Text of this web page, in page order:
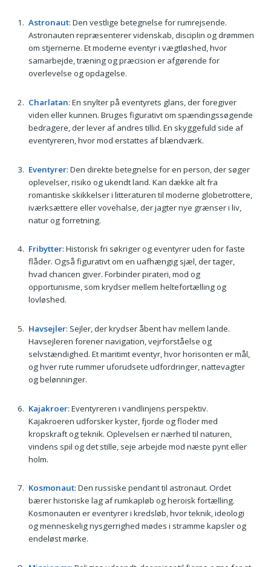
Astronaut: Den vestlige betegnelse for rumrejsende.
Astronauten repræsenterer videnskab, disciplin og drømmen
om stjernerne. Et moderne eventyr i vægtløshed, hvor
samarbejde, træning og præcision er afgørende for
overlevelse og opdagelse.
Charlatan: En snylter på eventyrets glans, der foregiver
viden eller kunnen. Bruges figurativt om spændingssøgende
bedragere, der lever af andres tillid. En skyggefuld side af
eventyreren, hvor mod erstattes af blændværk.
Eventyrer: Den direkte betegnelse for en person, der søger
oplevelser, risiko og ukendt land. Kan dække alt fra
romantiske skikkelser i litteraturen til moderne globetrottere,
iværksættere eller vovehalse, der jagter nye grænser i liv,
natur og forretning.
Fribytter: Historisk fri søkriger og eventyrer uden for faste
flåder. Også figurativt om en uafhængig sjæl, der tager,
hvad chancen giver. Forbinder pirateri, mod og
opportunisme, som krydser mellem heltefortælling og
lovløshed.
Havsejler: Sejler, der krydser åbent hav mellem lande.
Havsejleren forener navigation, vejrforståelse og
selvstændighed. Et maritimt eventyr, hvor horisonten er mål,
og hver rute rummer uforudsete udfordringer, nattevagter
og belønninger.
Kajakroer: Eventyreren i vandlinjens perspektiv.
Kajakroeren udforsker kyster, fjorde og floder med
kropskraft og teknik. Oplevelsen er nærhed til naturen,
vindens spil og det stille, seje arbejde mod næste pynt eller
holm.
Kosmonaut: Den russiske pendant til astronaut. Ordet
bærer historiske lag af rumkapløb og heroisk fortælling.
Kosmonauten er eventyrer i kredsløb, hvor teknik, ideologi
og menneskelig nysgerrighed mødes i stramme kapsler og
endeløst mørke.